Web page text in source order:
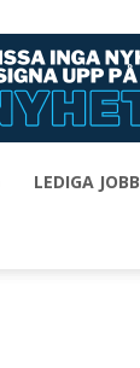
LEDIGA JOBB